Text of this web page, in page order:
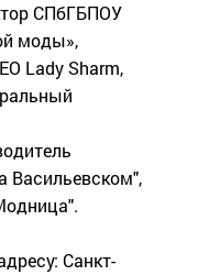
СПбГБПОУ
моды»,
Lady Sharm,
Васильевском",
Санкт-